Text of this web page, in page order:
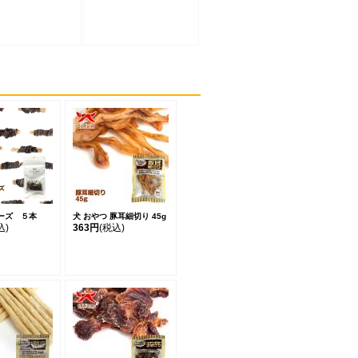
ズ ５本
)
犬 おやつ 豚耳細切り 45g
363円(税込)